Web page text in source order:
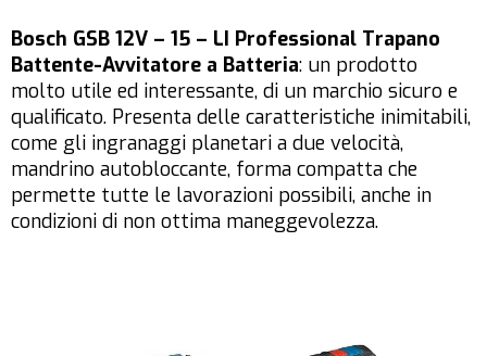
Bosch GSB 12V – 15 – LI Professional Trapano
Battente-Avvitatore a Batteria: un prodotto
molto utile ed interessante, di un marchio sicuro e
qualificato. Presenta delle caratteristiche inimitabili,
come gli ingranaggi planetari a due velocità,
mandrino autobloccante, forma compatta che
permette tutte le lavorazioni possibili, anche in
condizioni di non ottima maneggevolezza.